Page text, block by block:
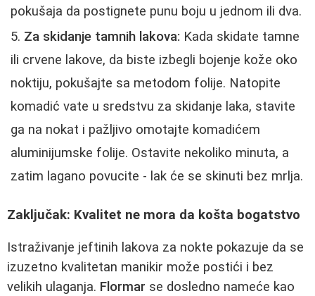
pokušaja da postignete punu boju u jednom ili dva.
Za skidanje tamnih lakova: Kada skidate tamne
ili crvene lakove, da biste izbegli bojenje kože oko
noktiju, pokušajte sa metodom folije. Natopite
komadić vate u sredstvu za skidanje laka, stavite
ga na nokat i pažljivo omotajte komadićem
aluminijumske folije. Ostavite nekoliko minuta, a
zatim lagano povucite - lak će se skinuti bez mrlja.
Zaključak: Kvalitet ne mora da košta bogatstvo
Istraživanje jeftinih lakova za nokte pokazuje da se
izuzetno kvalitetan manikir može postići i bez
velikih ulaganja. Flormar se dosledno nameće kao